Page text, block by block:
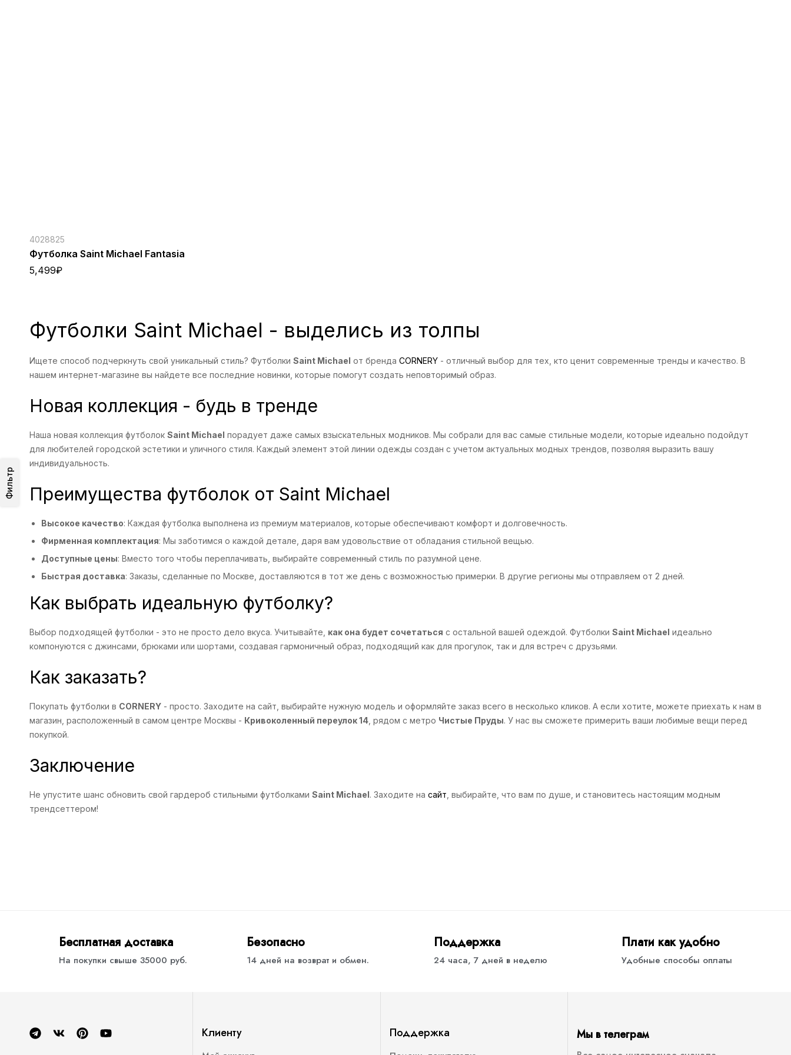
Фильтр
4028825
Футболка Saint Michael Fantasia
5,499₽
Футболки Saint Michael - выделись из толпы
Ищете способ подчеркнуть свой уникальный стиль? Футболки Saint Michael от бренда CORNERY - отличный выбор для тех, кто ценит современные тренды и качество. В
нашем интернет-магазине вы найдете все последние новинки, которые помогут создать неповторимый образ.
Новая коллекция - будь в тренде
Наша новая коллекция футболок Saint Michael порадует даже самых взыскательных модников. Мы собрали для вас самые стильные модели, которые идеально подойдут
для любителей городской эстетики и уличного стиля. Каждый элемент этой линии одежды создан с учетом актуальных модных трендов, позволяя выразить вашу
индивидуальность.
Преимущества футболок от Saint Michael
Высокое качество: Каждая футболка выполнена из премиум материалов, которые обеспечивают комфорт и долговечность.
Фирменная комплектация: Мы заботимся о каждой детале, даря вам удовольствие от обладания стильной вещью.
Доступные цены: Вместо того чтобы переплачивать, выбирайте современный стиль по разумной цене.
Быстрая доставка: Заказы, сделанные по Москве, доставляются в тот же день с возможностью примерки. В другие регионы мы отправляем от 2 дней.
Как выбрать идеальную футболку?
Выбор подходящей футболки - это не просто дело вкуса. Учитывайте, как она будет сочетаться с остальной вашей одеждой. Футболки Saint Michael идеально
компонуются с джинсами, брюками или шортами, создавая гармоничный образ, подходящий как для прогулок, так и для встреч с друзьями.
Как заказать?
Покупать футболки в CORNERY - просто. Заходите на сайт, выбирайте нужную модель и оформляйте заказ всего в несколько кликов. А если хотите, можете приехать к нам в
магазин, расположенный в самом центре Москвы - Кривоколенный переулок 14 , рядом с метро Чистые Пруды. У нас вы сможете примерить ваши любимые вещи перед
покупкой.
Заключение
Не упустите шанс обновить свой гардероб стильными футболками Saint Michael. Заходите на сайт , выбирайте, что вам по душе, и становитесь настоящим модным
трендсеттером!
Бесплатная доставка
На покупки свыше 35000 руб.
Безопасно
14 дней на возврат и обмен.
Поддержка
24 часа, 7 дней в неделю
Плати как удобно
Удобные способы оплаты
Клиенту Поддержка Мы в телеграм